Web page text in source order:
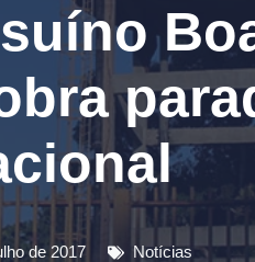
de 2017 Notícias